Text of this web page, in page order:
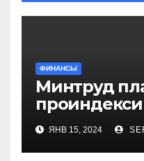
ФИНАНСЫ
Минтруд
более 40
ЯНВ 15, 2024